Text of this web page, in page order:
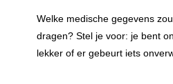
Welke medische gegevens
dragen? Stel je voor: je bent
lekker of er gebeurt iets